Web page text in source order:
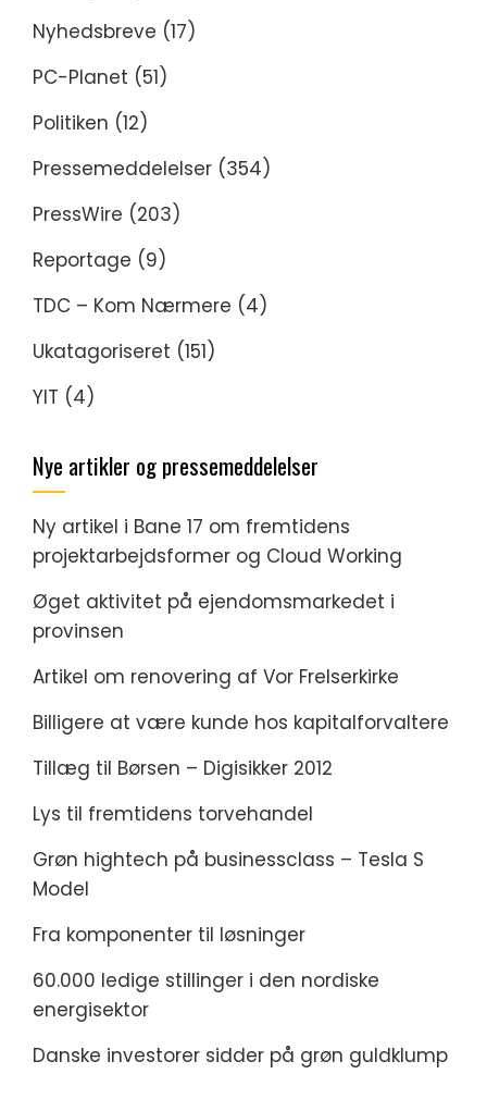
Nyhedsbreve (17)
PC-Planet (51)
Politiken (12)
Pressemeddelelser (354)
PressWire (203)
Reportage (9)
TDC – Kom Nærmere (4)
Ukatagoriseret (151)
YIT (4)
Nye artikler og pressemeddelelser
Ny artikel i Bane 17 om fremtidens
projektarbejdsformer og Cloud Working
Øget aktivitet på ejendomsmarkedet i
provinsen
Artikel om renovering af Vor Frelserkirke
Billigere at være kunde hos kapitalforvaltere
Tillæg til Børsen – Digisikker 2012
Lys til fremtidens torvehandel
Grøn hightech på businessclass – Tesla S
Model
Fra komponenter til løsninger
60.000 ledige stillinger i den nordiske
energisektor
Danske investorer sidder på grøn guldklump